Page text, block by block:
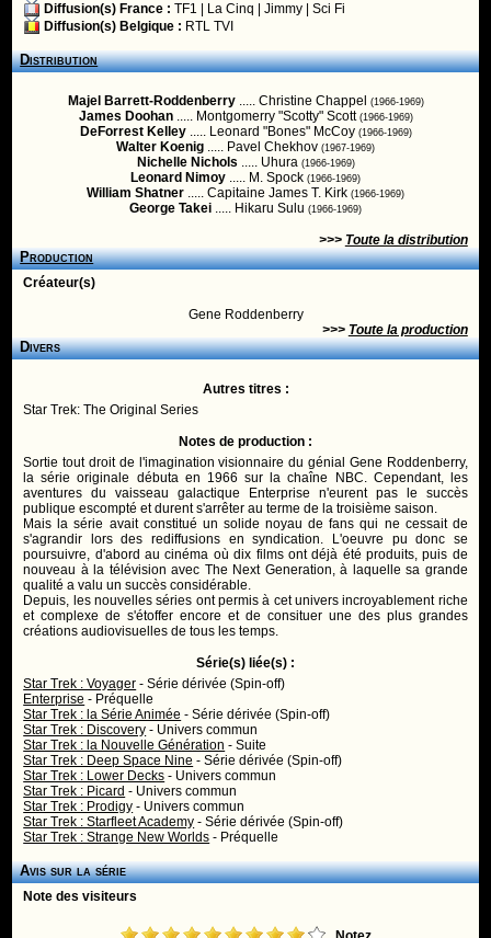
Diffusion(s) France : TF1 La Cinq |Jimmy |Sci Fi
Diffusion(s) Belgique : RTL TVI
Distribution
Majel Barrett-Roddenberry..... Christine Chappel (1966-1969)
James Doohan..... Montgomerry "Scotty" Scott (1966-1969)
DeForrest Kelley..... Leonard "Bones" McCoy (1966-1969)
Walter Koenig ..... Pavel Chekhov (1967-1969)
Nichelle Nichols ..... Uhura (1966-1969)
Leonard Nimoy ..... M. Spock (1966-1969)
William Shatner ..... Capitaine James T. Kirk (1966-1969)
George Takei ..... Hikaru Sulu (1966-1969)
>>> Toute la distribution
Production
Créateur(s)
Gene Roddenberry
>>> Toute la production
Divers
Autres titres :
Star Trek: The Original Series
Notes de production :
Sortie tout droit de l'imagination visionnaire du génial Gene Roddenberry,
la série originale débuta en 1966 sur la chaîne NBC. Cependant, les
aventures du vaisseau galactique Enterprise n'eurent pas le succès
publique escompté et durent s'arrêter au terme de la troisième saison.
Mais la série avait constitué un solide noyau de fans qui ne cessait de
s'agrandir lors des rediffusions en syndication. L'oeuvre pu donc se
poursuivre, d'abord au cinéma où dix films ont déjà été produits, puis de
nouveau à la télévision avec The Next Generation, à laquelle sa grande
qualité a valu un succès considérable.
Depuis, les nouvelles séries ont permis à cet univers incroyablement riche
et complexe de s'étoffer encore et de consituer une des plus grandes
créations audiovisuelles de tous les temps.
Série(s) liée(s) :
Star Trek : Voyager - Série dérivée (Spin-off)
Enterprise - Préquelle
Star Trek : la Série Animée - Série dérivée (Spin-off)
Star Trek : Discovery - Univers commun
Star Trek : la Nouvelle Génération - Suite
Star Trek : Deep Space Nine - Série dérivée (Spin-off)
Star Trek : Lower Decks - Univers commun
Star Trek : Picard - Univers commun
Star Trek : Prodigy - Univers commun
Star Trek : Starfleet Academy - Série dérivée (Spin-off)
Star Trek : Strange New Worlds - Préquelle
Avis sur la série
Note des visiteurs